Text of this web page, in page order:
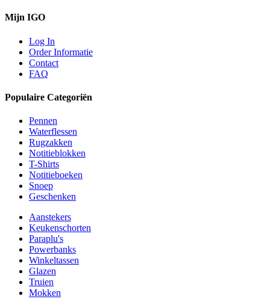
Mijn IGO
Log In
Order Informatie
Contact
FAQ
Populaire Categoriën
Pennen
Waterflessen
Rugzakken
Notitieblokken
T-Shirts
Notitieboeken
Snoep
Geschenken
Aanstekers
Keukenschorten
Paraplu's
Powerbanks
Winkeltassen
Glazen
Truien
Mokken